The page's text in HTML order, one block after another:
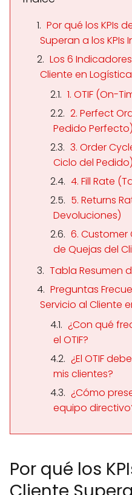
Por qué los KPIs
Superan a los KPIs
Los 6
Cliente en Logística
1. OTIF (On-
2. Perfect
Pedido Perfecto)
3. Order
Ciclo del Pedido)
4. Fill Rate
5. Returns
Devoluciones)
6. Customer
de Quejas del
Tabla Resumen
Preguntas
Servicio al Cliente
¿Con qué
el OTIF?
¿El OTIF
mis clientes?
¿Cómo
equipo
Por qué los